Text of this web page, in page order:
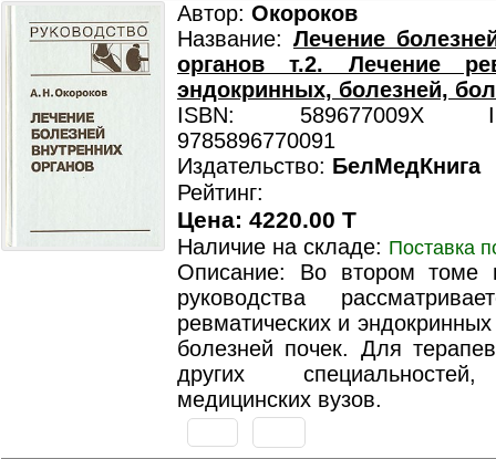
Автор: Окороков
Название: Лечение
органов т.2. Лечение
эндокринных, болезней,
ISBN: 589677009X
9785896770091
Издательство: БелМедКнига
Рейтинг:
Цена: 4220.00 T
Наличие на складе: Поставка
Описание: Во втором томе
руководства
ревматических и
болезней почек. Для
других
медицинских вузов.